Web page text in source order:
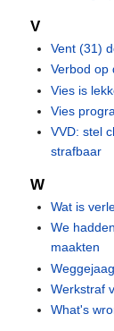
V
Vent (31)
Verbod op
Vies is
Vies
VVD: stel
strafbaar
W
Wat is
We
maakten
Werkstraf
What's